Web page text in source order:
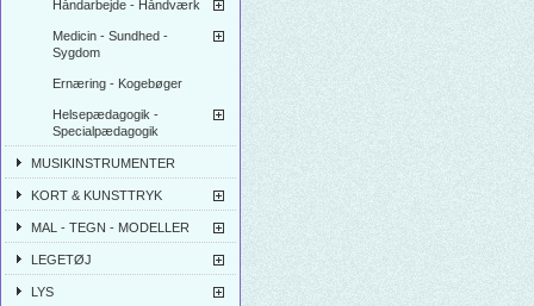
Håndarbejde - Håndværk
Medicin - Sundhed -
Sygdom
Ernæring - Kogebøger
Helsepædagogik -
Specialpædagogik
MUSIKINSTRUMENTER
KORT & KUNSTTRYK
MAL - TEGN - MODELLER
LEGETØJ
LYS